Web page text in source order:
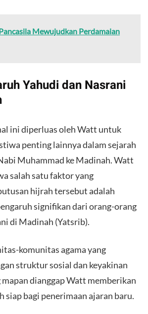
Mewujudkan Perdamaian
Yahudi dan Nasrani
ini diperluas oleh Watt untuk
penting lainnya dalam sejarah
Muhammad ke Madinah. Watt
salah satu faktor yang
hijrah tersebut adalah
signifikan dari orang-orang
di Madinah (Yatsrib).
komunitas agama yang
struktur sosial dan keyakinan
dianggap Watt memberikan
siap bagi penerimaan ajaran baru.